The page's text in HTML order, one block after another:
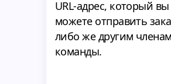
URL-адрес, который вы
можете отправить
либо же другим членам
команды.